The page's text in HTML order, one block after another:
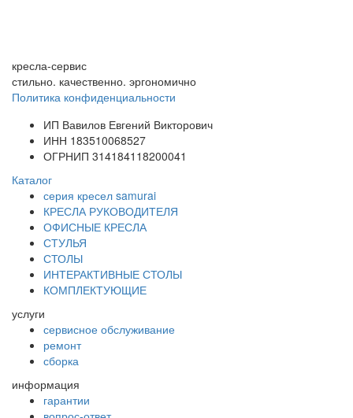
кресла-сервис
стильно. качественно. эргономично
Политика конфиденциальности
ИП Вавилов Евгений Викторович
ИНН 183510068527
ОГРНИП 314184118200041
Каталог
серия кресел samurai
КРЕСЛА РУКОВОДИТЕЛЯ
ОФИСНЫЕ КРЕСЛА
СТУЛЬЯ
СТОЛЫ
ИНТЕРАКТИВНЫЕ СТОЛЫ
КОМПЛЕКТУЮЩИЕ
услуги
сервисное обслуживание
ремонт
сборка
информация
гарантии